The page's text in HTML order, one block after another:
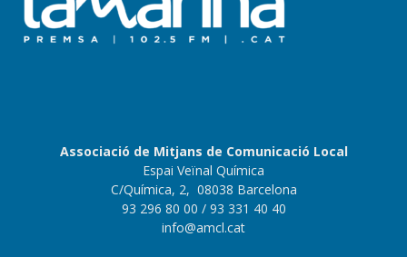
Associació de Mitjans de Comunicació Local
Espai Veïnal Química
C/Química, 2, 08038 Barcelona
93 296 80 00 / 93 331 40 40
info@amcl.cat